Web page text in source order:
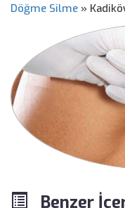
Döğme Silme »
Benzer